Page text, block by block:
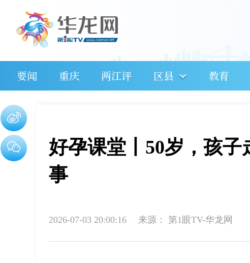
要闻 重庆 两江评 区县 教育
好孕课堂丨50岁，孩
事
2026-07-03 20:00:16 来源： 第1眼TV-华龙网